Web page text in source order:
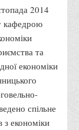
2014
кафедрою
та
економіки
спільне
з економіки